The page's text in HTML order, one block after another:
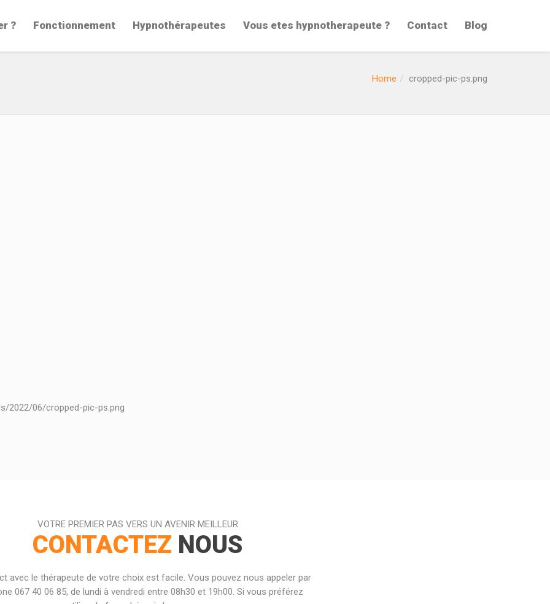
? Fonctionnement Hypnothérapeutes Vous etes hypnotherapeute ? Contact Blog
Home cropped-pic-ps.png
2022/06/cropped-pic-ps.png
VOTRE PREMIER PAS VERS UN AVENIR MEILLEUR
CONTACTEZ NOUS
avec le thérapeute de votre choix est facile. Vous pouvez nous appeler par
067 40 06 85, de lundi à vendredi entre 08h30 et 19h00. Si vous préférez